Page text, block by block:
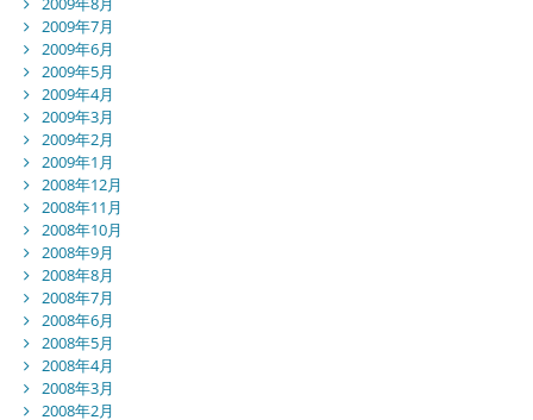
2009年7月
2009年6月
2009年5月
2009年4月
2009年3月
2009年2月
2009年1月
2008年12月
2008年11月
2008年10月
2008年9月
2008年8月
2008年7月
2008年6月
2008年5月
2008年4月
2008年3月
2008年2月